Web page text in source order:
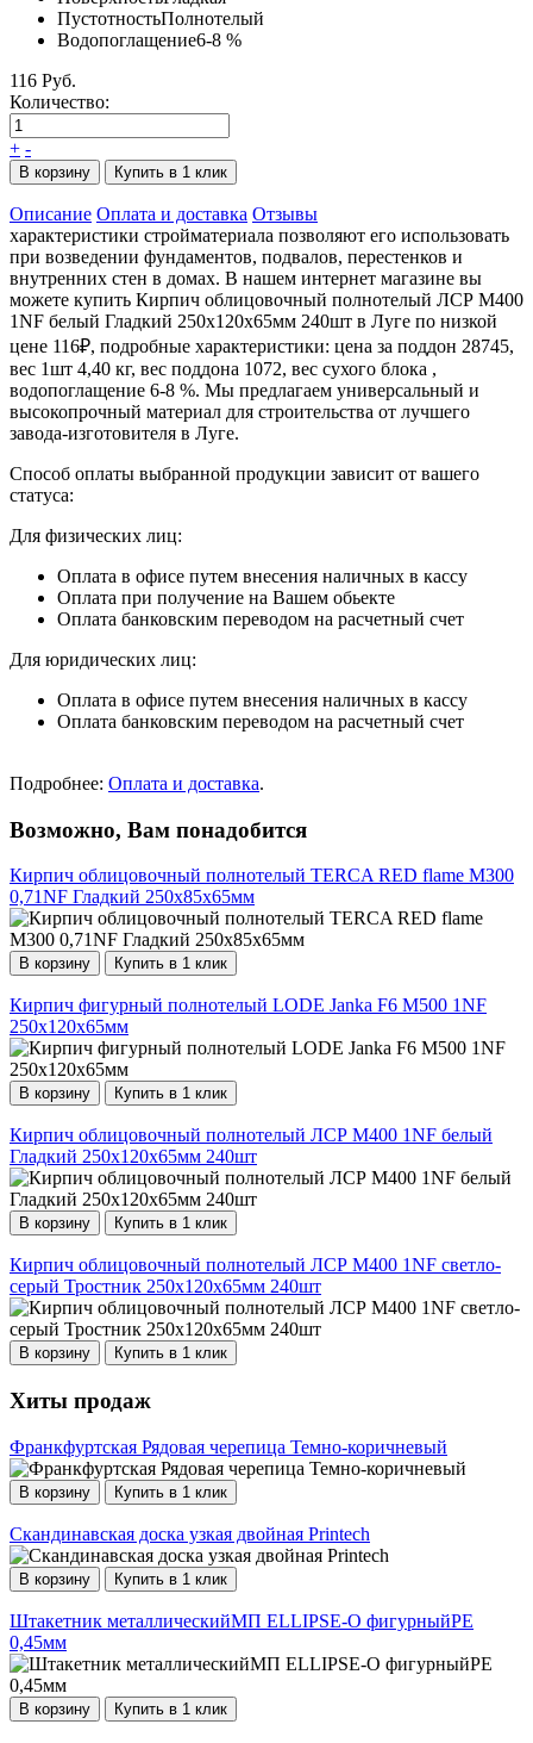
ПустотностьПолнотелый
Водопоглащение6-8 %
116 Руб.
Количество:
+ -
В корзину Купить в 1 клик
Описание Оплата и доставка Отзывы
характеристики стройматериала позволяют его использовать
при возведении фундаментов, подвалов, перестенков и
внутренних стен в домах. В нашем интернет магазине вы
можете купить Кирпич облицовочный полнотелый ЛСР М400
1NF белый Гладкий 250х120х65мм 240шт в Луге по низкой
цене 116₽, подробные характеристики: цена за поддон 28745,
вес 1шт 4,40 кг, вес поддона 1072, вес сухого блока ,
водопоглащение 6-8 %. Мы предлагаем универсальный и
высокопрочный материал для строительства от лучшего
завода-изготовителя в Луге.
Способ оплаты выбранной продукции зависит от вашего
статуса:
Для физических лиц:
Оплата в офисе путем внесения наличных в кассу
Оплата при получение на Вашем обьекте
Оплата банковским переводом на расчетный счет
Для юридических лиц:
Оплата в офисе путем внесения наличных в кассу
Оплата банковским переводом на расчетный счет
Подробнее: Оплата и доставка.
Возможно, Вам понадобится
Кирпич облицовочный полнотелый TERCA RED flame М300
0,71NF Гладкий 250х85х65мм
В корзину Купить в 1 клик
Кирпич фигурный полнотелый LODE Janka F6 М500 1NF
250х120х65мм
В корзину Купить в 1 клик
Кирпич облицовочный полнотелый ЛСР М400 1NF белый
Гладкий 250х120х65мм 240шт
В корзину Купить в 1 клик
Кирпич облицовочный полнотелый ЛСР М400 1NF светло-
серый Тростник 250х120х65мм 240шт
В корзину Купить в 1 клик
Хиты продаж
Франкфуртская Рядовая черепица Темно-коричневый
В корзину Купить в 1 клик
Скандинавская доска узкая двойная Printech
В корзину Купить в 1 клик
Штакетник металлическийМП ELLIPSE-O фигурныйPE
0,45мм
В корзину Купить в 1 клик